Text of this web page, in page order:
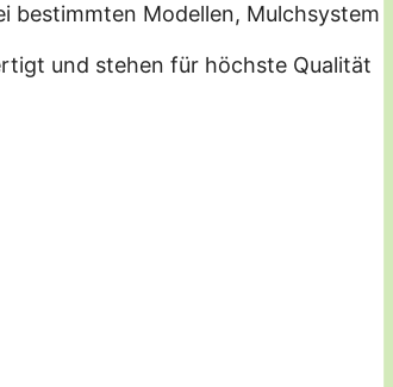
bestimmten Modellen, Mulchsystem
und stehen für höchste Qualität